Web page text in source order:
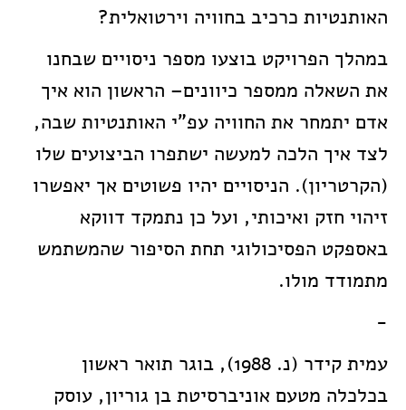
האותנטיות כרכיב בחוויה וירטואלית?
במהלך הפרויקט בוצעו מספר ניסויים שבחנו
את השאלה ממספר כיוונים– הראשון הוא איך
אדם יתמחר את החוויה עפ"י האותנטיות שבה,
לצד איך הלכה למעשה ישתפרו הביצועים שלו
(הקרטריון). הניסויים יהיו פשוטים אך יאפשרו
זיהוי חזק ואיכותי, ועל כן נתמקד דווקא
באספקט הפסיכולוגי תחת הסיפור שהמשתמש
מתמודד מולו.
-
עמית קידר (נ. 1988), בוגר תואר ראשון
בכלכלה מטעם אוניברסיטת בן גוריון, עוסק